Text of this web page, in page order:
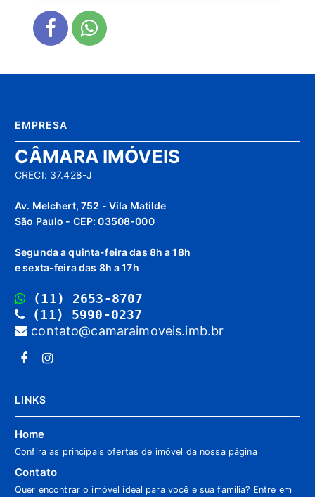
EMPRESA
CÂMARA IMÓVEIS
CRECI: 37.428-J
Av. Melchert, 752 - Vila Matilde
São Paulo - CEP: 03508-000
Segunda a quinta-feira das 8h a 18h
e sexta-feira das 8h a 17h
(11) 2653-8707
(11) 5990-0237
contato@camaraimoveis.imb.br
LINKS
Home
Confira as principais ofertas de imóvel da nossa página
Contato
Quer encontrar o imóvel ideal para você e sua família? Entre em